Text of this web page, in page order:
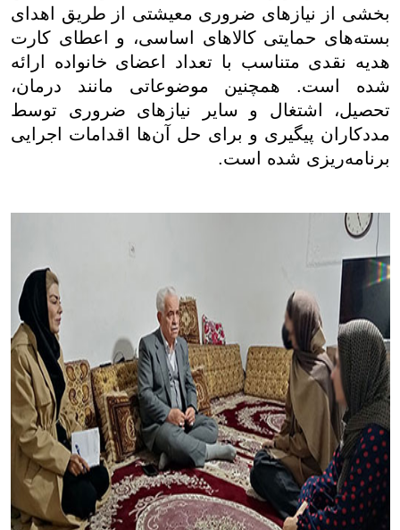
بخشی از نیازهای ضروری معیشتی از طریق اهدای
بسته‌های حمایتی کالاهای اساسی، و اعطای کارت
هدیه نقدی متناسب با تعداد اعضای خانواده ارائه
شده است. همچنین موضوعاتی مانند درمان،
تحصیل، اشتغال و سایر نیازهای ضروری توسط
مددکاران پیگیری و برای حل آن‌ها اقدامات اجرایی
برنامه‌ریزی شده است.